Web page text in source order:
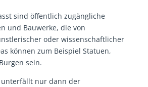
sind öffentlich zugängliche
und Bauwerke, die von
oder wissenschaftlicher
können zum Beispiel Statuen,
sein.
nur dann der